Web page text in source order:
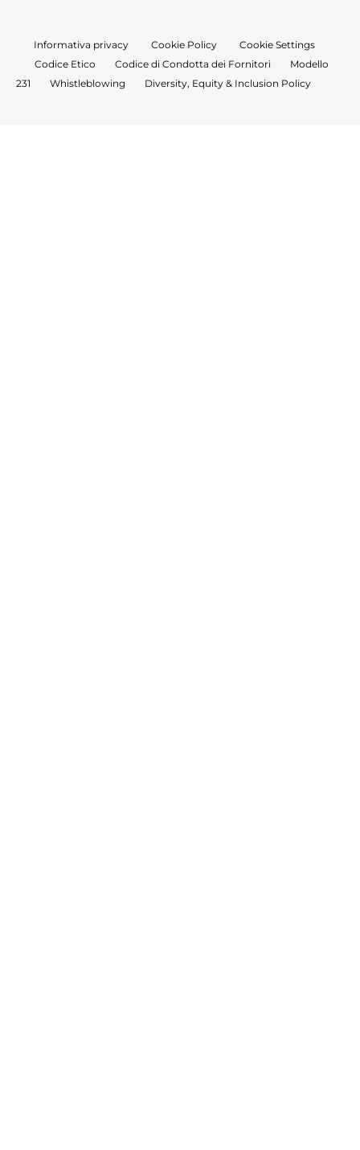
Informativa privacy Cookie Policy
Cookie Settings
Codice Etico
Codice di Condotta dei Fornitori
Modello
231
Whistleblowing Diversity, Equity & Inclusion Policy